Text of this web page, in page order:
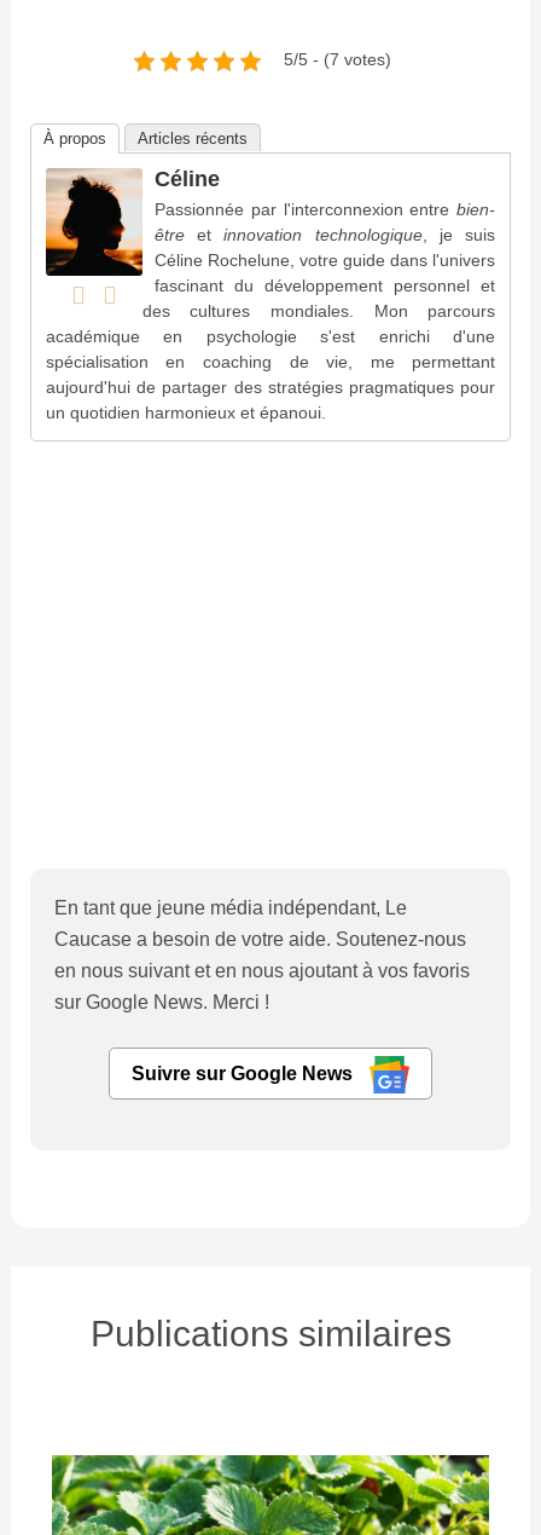
5/5 - (7 votes)
À propos Articles récents
Céline
Passionnée par l'interconnexion entrebien-
êtreetinnovation technologique, je suis
Céline Rochelune, votre guide dans l'univers
fascinant du développement personnel et
des cultures mondiales. Mon parcours
académique en psychologie s'est enrichi d'une
spécialisation en coaching de vie, me permettant
aujourd'hui de partager des stratégies pragmatiques pour
un quotidien harmonieux et épanoui.
En tant que jeune média indépendant, Le
Caucase a besoin de votre aide. Soutenez-nous
en nous suivant et en nous ajoutant à vos favoris
sur Google News. Merci !
Suivre sur Google News
Publications similaires